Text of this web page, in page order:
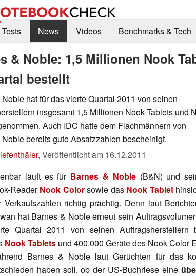
Tests
News Videos Benchmarks & Tech
& Noble: 1,5 Millionen Nook
bestellt
hat für das vierte Quartal 2011 von seinen
insgesamt 1,5 Millionen Nook Tablets und
Auch IDC hatte dem Flachmännern von
bereits gute Absatzzahlen bescheinigt.
, Veröffentlicht am 16.12.2011
läuft es für Barnes & Noble(B&N) und
ReaderNook Colorsowie das Nook Tablet
Verkaufszahlen richtig prächtig. Denn laut
hat Barnes & Noble erneut sein
Quartal 2011 von seinen Auftragsherstellern
Nook Tablets und 400.000 Geräte des Nook Color
Barnes & Noble laut Gerüchten für das
haben soll, ob der US-Buchriese eine